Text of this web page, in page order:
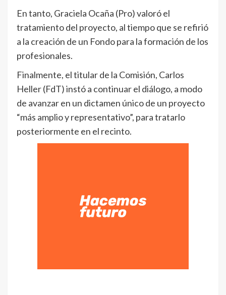
En tanto, Graciela Ocaña (Pro) valoró el
tratamiento del proyecto, al tiempo que se refirió
a la creación de un Fondo para la formación de los
profesionales.
Finalmente, el titular de la Comisión, Carlos
Heller (FdT) instó a continuar el diálogo, a modo
de avanzar en un dictamen único de un proyecto
“más amplio y representativo”, para tratarlo
posteriormente en el recinto.